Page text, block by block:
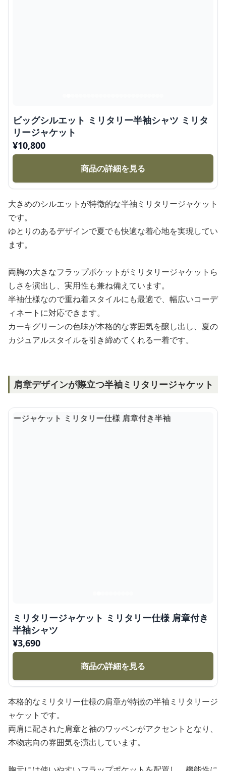
ビッグシルエット ミリタリー半袖シャツ ミリタ
リージャケット
¥10,800
商品の詳細を見る
大きめのシルエットが特徴的な半袖ミリタリージャケット
です。
ゆとりのあるデザインで夏でも快適な着心地を実現してい
ます。
両胸の大きなフラップポケットがミリタリージャケットら
しさを演出し、実用性も兼ね備えています。
半袖仕様なので重ね着スタイルにも最適で、幅広いコーデ
ィネートに対応できます。
カーキグリーンの色味が本格的な雰囲気を醸し出し、夏の
カジュアルスタイルを引き締めてくれる一着です。
肩章デザインが際立つ半袖ミリタリージャケット
ミリタリージャケット ミリタリー仕様 肩章付き
半袖シャツ
¥3,690
商品の詳細を見る
本格的なミリタリー仕様の肩章が特徴の半袖ミリタリージ
ャケットです。
両肩に配された肩章と袖のワッペンがアクセントとなり、
本物志向の雰囲気を演出しています。